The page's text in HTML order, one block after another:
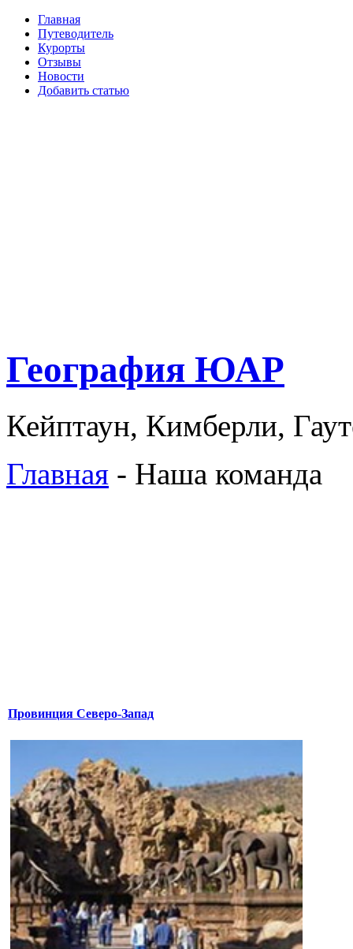
Главная
Путеводитель
Курорты
Отзывы
Новости
Добавить статью
География ЮАР
Кейптаун, Кимберли,
Главная - Наша команда
Провинция Северо-Запад